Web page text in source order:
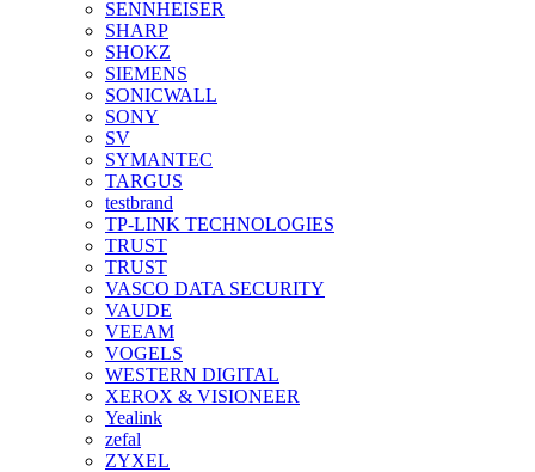
SENNHEISER
SHARP
SHOKZ
SIEMENS
SONICWALL
SONY
SV
SYMANTEC
TARGUS
testbrand
TP-LINK TECHNOLOGIES
TRUST
TRUST
VASCO DATA SECURITY
VAUDE
VEEAM
VOGELS
WESTERN DIGITAL
XEROX & VISIONEER
Yealink
zefal
ZYXEL